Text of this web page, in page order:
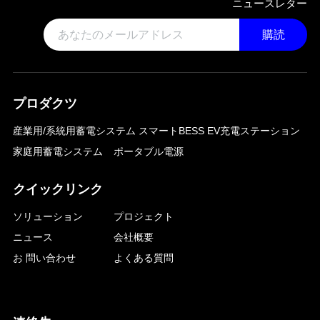
ニュースレター
購読
プロダクツ
産業用/系統用蓄電システム スマートBESS EV充電ステーション
家庭用蓄電システム
ポータブル電源
クイックリンク
ソリューション
プロジェクト
ニュース
会社概要
お 問い合わせ
よくある質問